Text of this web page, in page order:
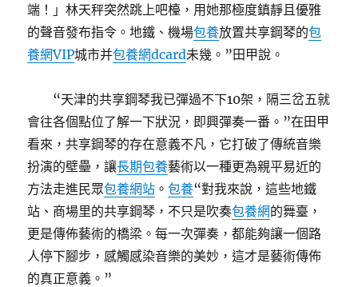
端！」林天秤突然跳上吧檯，用她那極度鎮靜且優雅
的聲音發布指令。地鐵、機場包養放置共享鋼琴的包
養網VIP城市并包養網dcard未幾。”田甲說。
“天津的共享鋼琴我已彈過不下10架，隔三岔五就
會往各個點位了解一下狀況，即興彈奏一番。”在田甲
看來，共享鋼琴的存在意義不凡，它打破了傳統音樂
扮演的壁壘，讓長期包養藝術以一種更為親平易近的
方法走進民眾包養網站 。包養“對我來說，這些地鐵
站、商場里的共享鋼琴，不只是吹奏包養網的舞臺，
更是傳佈藝術的橋梁。每一次彈奏，都能夠讓一個路
人停下腳步，感觸感染音樂的美妙，這才是藝術傳佈
的真正意義。”